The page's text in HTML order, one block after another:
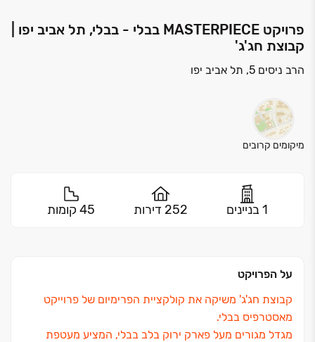
פרויקט MASTERPIECE בבלי - בבלי, תל אביב יפו |
קבוצת חג'ג'
הרב ניסים 5, תל אביב יפו
מיקומים קרובים
1 בניינים 252 דירות 45 קומות
על הפרויקט
קבוצת חג'ג' משיקה את קולקציית הפרימיום של פרוייקט
מאסטרפיס בבלי.
מגדל מגורים מעל פארק ירוק בלב בבלי, המציע מעטפת